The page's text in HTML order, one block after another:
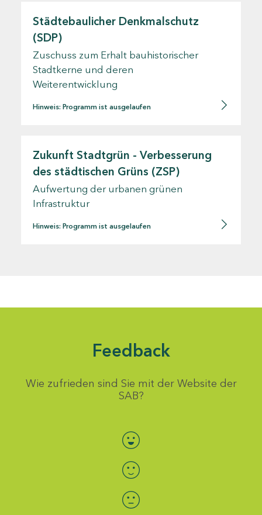
Städtebaulicher Denkmalschutz
(SDP)
Zuschuss zum Erhalt bauhistorischer
Stadtkerne und deren
Weiterentwicklung
Hinweis: Programm ist ausgelaufen
Zukunft Stadtgrün - Verbesserung
des städtischen Grüns (ZSP)
Aufwertung der urbanen grünen
Infrastruktur
Hinweis: Programm ist ausgelaufen
Feedback
Wie zufrieden sind Sie mit der Website der
SAB?
Bewertung auswählen